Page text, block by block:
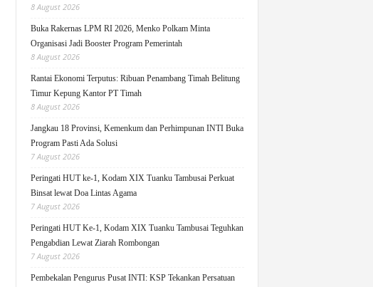
8 August 2026
Buka Rakernas LPM RI 2026, Menko Polkam Minta
Organisasi Jadi Booster Program Pemerintah
8 August 2026
Rantai Ekonomi Terputus: Ribuan Penambang Timah Belitung
Timur Kepung Kantor PT Timah
8 August 2026
Jangkau 18 Provinsi, Kemenkum dan Perhimpunan INTI Buka
Program Pasti Ada Solusi
7 August 2026
Peringati HUT ke-1, Kodam XIX Tuanku Tambusai Perkuat
Binsat lewat Doa Lintas Agama
7 August 2026
Peringati HUT Ke-1, Kodam XIX Tuanku Tambusai Teguhkan
Pengabdian Lewat Ziarah Rombongan
7 August 2026
Pembekalan Pengurus Pusat INTI: KSP Tekankan Persatuan